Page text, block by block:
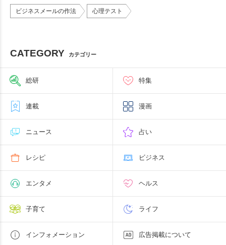
ビジネスメールの作法 心理テスト
CATEGORY カテゴリー
総研 特集
連載 漫画
ニュース 占い
レシピ ビジネス
エンタメ ヘルス
子育て ライフ
インフォメーション 広告掲載について